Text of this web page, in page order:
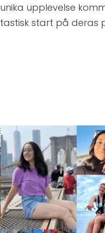
upplevelse
start på deras